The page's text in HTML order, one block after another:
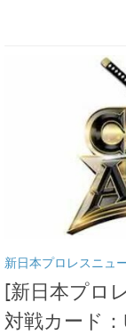
新日本プロレスニュ
[新日本プロ
対戦カード：